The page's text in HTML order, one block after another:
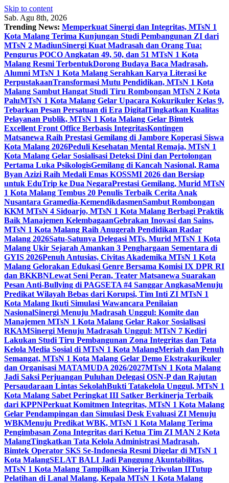
Skip to content
Sab. Agu 8th, 2026
Trending News: Memperkuat Sinergi dan Integritas, MTsN 1
Kota Malang Terima Kunjungan Studi Pembangunan ZI dari
MTsN 2 MadiunSinergi Kuat Madrasah dan Orang Tua:
Pengurus POCO Angkatan 49, 50, dan 51 MTsN 1 Kota
Malang Resmi TerbentukDorong Budaya Baca Madrasah,
Alumni MTsN 1 Kota Malang Serahkan Karya Literasi ke
PerpustakaanTransformasi Mutu Pendidikan, MTsN 1 Kota
Malang Sambut Hangat Studi Tiru Rombongan MTsN 2 Kota
PaluMTsN 1 Kota Malang Gelar Upacara Kokurikuler Kelas 9,
Tebarkan Pesan Persatuan di Era DigitalTingkatkan Kualitas
Pelayanan Publik, MTsN 1 Kota Malang Gelar Bimtek
Excellent Front Office Berbasis IntegritasKontingen
Matsanewa Raih Prestasi Gemilang di Jambore Koperasi Siswa
Kota Malang 2026Peduli Kesehatan Mental Remaja, MTsN 1
Kota Malang Gelar Sosialisasi Deteksi Dini dan Pertolongan
Pertama Luka PsikologisGemilang di Kancah Nasional, Rama
Byan Azizi Raih Medali Emas KOSSMI 2026 dan Bersiap
untuk EduTrip ke Dua NegaraPrestasi Gemilang, Murid MTsN
1 Kota Malang Tembus 20 Penulis Terbaik Cerita Anak
Nusantara Gramedia-KemendikdasmenSambut Rombongan
KKM MTsN 4 Sidoarjo, MTsN 1 Kota Malang Berbagi Praktik
Baik Manajemen KelembagaanGebrakan Inovasi dan Sains,
MTsN 1 Kota Malang Raih Anugerah Pendidikan Radar
Malang 2026Satu-Satunya Delegasi MTs, Murid MTsN 1 Kota
Malang Ukir Sejarah Amankan 3 Penghargaan Sementara di
GYIS 2026Penuh Antusias, Civitas Akademika MTsN 1 Kota
Malang Gelorakan Edukasi Genre Bersama Komisi IX DPR RI
dan BKKBNLewat Seni Peran, Teater Matsanewa Suarakan
Pesan Anti-Bullying di PAGSETA #4 Sanggar AngkasaMenuju
Predikat Wilayah Bebas dari Korupsi, Tim Inti ZI MTsN 1
Kota Malang Ikuti Simulasi Wawancara Penilaian
NasionalSinergi Menuju Madrasah Unggul: Komite dan
Manajemen MTsN 1 Kota Malang Gelar Rakor Sosialisasi
RKAMSinergi Menuju Madrasah Unggul: MTsN 7 Kediri
Lakukan Studi Tiru Pembangunan Zona Integritas dan Tata
Kelola Media Sosial di MTsN 1 Kota MalangMeriah dan Penuh
Semangat, MTsN 1 Kota Malang Gelar Demo Ekstrakurikuler
dan Organisasi MATAMUDA 2026/2027MTsN 1 Kota Malang
Jadi Saksi Perjuangan Puluhan Delegasi OSN-P dan Rajutan
Persaudaraan Lintas SekolahBukti Tatakelola Unggul, MTsN 1
Kota Malang Sabet Peringkat III Satker Berkinerja Terbaik
dari KPPNPerkuat Komitmen Integritas, MTsN 1 Kota Malang
Gelar Pendampingan dan Simulasi Desk Evaluasi ZI Menuju
WBKMenuju Predikat WBK, MTsN 1 Kota Malang Terima
Pengimbasan Zona Integritas dari Ketua Tim ZI MAN 2 Kota
MalangTingkatkan Tata Kelola Administrasi Madrasah,
Bimtek Operator SKS Se-Indonesia Resmi Digelar di MTsN 1
Kota MalangSELAT BALI Jadi Panggung Akuntabilitas,
MTsN 1 Kota Malang Tampilkan Kinerja Triwulan IITutup
Pelatihan di Lanal Malang, Kepala MTsN 1 Kota Malang